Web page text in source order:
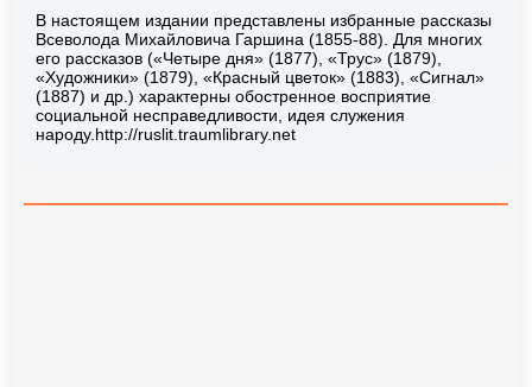
В настоящем издании представлены избранные рассказы
Всеволода Михайловича Гаршина (1855-88). Для многих
его рассказов («Четыре дня» (1877), «Трус» (1879),
«Художники» (1879), «Красный цветок» (1883), «Сигнал»
(1887) и др.) характерны обостренное восприятие
социальной несправедливости, идея служения
народу.http://ruslit.traumlibrary.net